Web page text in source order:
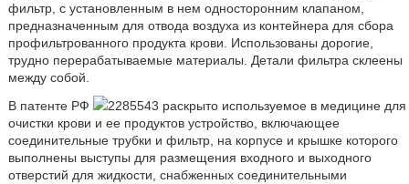
фильтр, с установленным в нем односторонним клапаном,
предназначенным для отвода воздуха из контейнера для сбора
профильтрованного продукта крови. Использованы дорогие,
трудно перерабатываемые материалы. Детали фильтра склеены
между собой.
В патенте РФ
2285543 раскрыто используемое в медицине для
очистки крови и ее продуктов устройство, включающее
соединительные трубки и фильтр, на корпусе и крышке которого
выполнены выступы для размещения входного и выходного
отверстий для жидкости, снабженных соединительными